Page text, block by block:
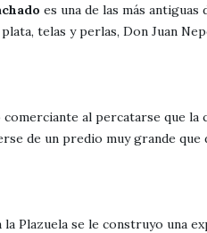
es una de las más
telas y perlas, Don Juan
comerciante al percatarse que
de un predio muy grande que
Plazuela se le construyo una